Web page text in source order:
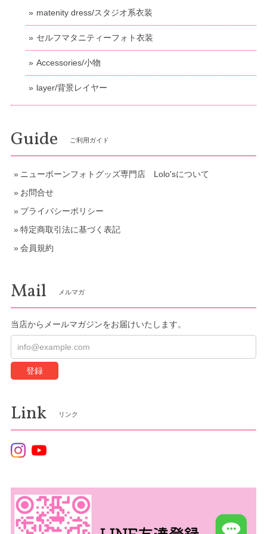
matenity dress/スタジオ系衣装
セルフマタニティーフォト衣装
Accessories/小物
layer/背景レイヤー
Guide ご利用ガイド
ニューボーンフォトグッズ専門店 Lolo'sについて
お問合せ
プライバシーポリシー
特定商取引法に基づく表記
会員規約
Mail メルマガ
当店からメールマガジンをお届けいたします。
登録
Link リンク